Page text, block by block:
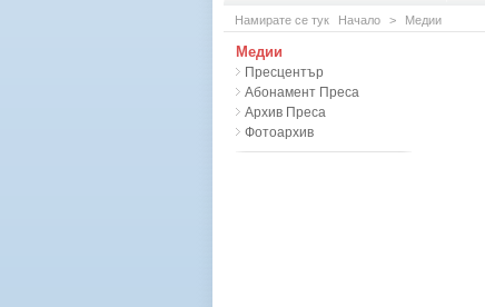
Намирате се тук Начало > Медии
Медии
Пресцентър
Абонамент Преса
Архив Преса
Фотоархив